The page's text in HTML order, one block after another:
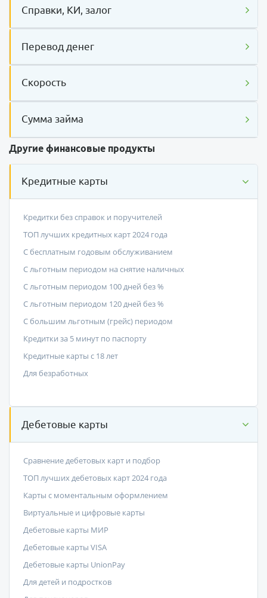
Справки, КИ, залог
Перевод денег
Скорость
Сумма займа
Другие финансовые продукты
Кредитные карты
Кредитки без справок и поручителей
ТОП лучших кредитных карт 2024 года
С бесплатным годовым обслуживанием
С льготным периодом на снятие наличных
С льготным периодом 100 дней без %
С льготным периодом 120 дней без %
С большим льготным (грейс) периодом
Кредитки за 5 минут по паспорту
Кредитные карты с 18 лет
Для безработных
Дебетовые карты
Сравнение дебетовых карт и подбор
ТОП лучших дебетовых карт 2024 года
Карты с моментальным оформлением
Виртуальные и цифровые карты
Дебетовые карты МИР
Дебетовые карты VISA
Дебетовые карты UnionPay
Для детей и подростков